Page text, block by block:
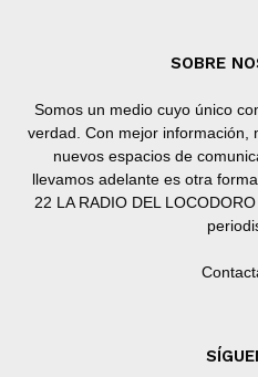
SOBRE
Somos un medio cuyo único
verdad. Con mejor información,
nuevos espacios de
llevamos adelante es otra
22 LA RADIO DEL